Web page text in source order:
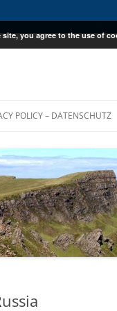
POLICY – DATENSCHUTZ
you agree to the use of